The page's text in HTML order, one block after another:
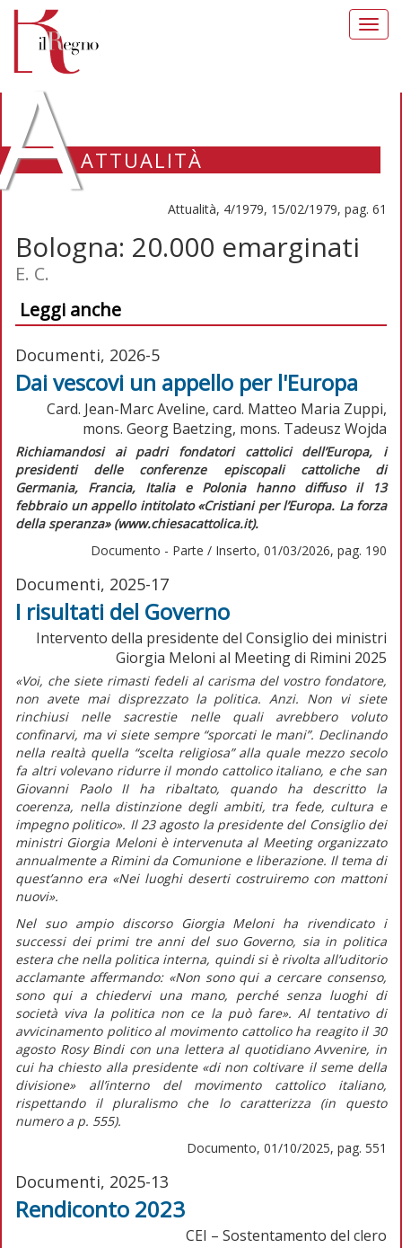
ATTUALITÀ
Attualità, 4/1979, 15/02/1979, pag. 61
Bologna: 20.000 emarginati
E. C.
Leggi anche
Documenti, 2026-5
Dai vescovi un appello per l'Europa
Card. Jean-Marc Aveline, card. Matteo Maria Zuppi,
mons. Georg Baetzing, mons. Tadeusz Wojda
Richiamandosi ai padri fondatori cattolici dell’Europa, i
presidenti delle conferenze episcopali cattoliche di
Germania, Francia, Italia e Polonia hanno diffuso il 13
febbraio un appello intitolato «Cristiani per l’Europa. La forza
della speranza» (www.chiesacattolica.it).
Documento - Parte / Inserto, 01/03/2026, pag. 190
Documenti, 2025-17
I risultati del Governo
Intervento della presidente del Consiglio dei ministri
Giorgia Meloni al Meeting di Rimini 2025
«Voi, che siete rimasti fedeli al carisma del vostro fondatore,
non avete mai disprezzato la politica. Anzi. Non vi siete
rinchiusi nelle sacrestie nelle quali avrebbero voluto
confinarvi, ma vi siete sempre “sporcati le mani”. Declinando
nella realtà quella “scelta religiosa” alla quale mezzo secolo
fa altri volevano ridurre il mondo cattolico italiano, e che san
Giovanni Paolo II ha ribaltato, quando ha descritto la
coerenza, nella distinzione degli ambiti, tra fede, cultura e
impegno politico». Il 23 agosto la presidente del Consiglio dei
ministri Giorgia Meloni è intervenuta al Meeting organizzato
annualmente a Rimini da Comunione e liberazione. Il tema di
quest’anno era «Nei luoghi deserti costruiremo con mattoni
nuovi».
Nel suo ampio discorso Giorgia Meloni ha rivendicato i
successi dei primi tre anni del suo Governo, sia in politica
estera che nella politica interna, quindi si è rivolta all’uditorio
acclamante affermando:«Non sono qui a cercare consenso,
sono qui a chiedervi una mano, perché senza luoghi di
società viva la politica non ce la può fare». Al tentativo di
avvicinamento politico al movimento cattolico ha reagito il 30
agosto Rosy Bindi con una lettera al quotidianoAvvenire, in
cui ha chiesto alla presidente«di non coltivare il seme della
divisione» all’interno del movimento cattolico italiano,
rispettando il pluralismo che lo caratterizza (inquesto
numero a p. 555).
Documento, 01/10/2025, pag. 551
Documenti, 2025-13
Rendiconto 2023
CEI – Sostentamento del clero